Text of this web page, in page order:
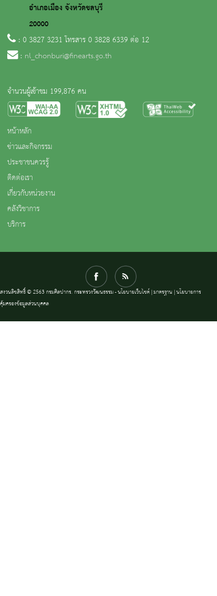
อำเภอเมือง จังหวัดชลบุรี
20000
: 0 3827 3231 โทรสาร 0 3828 6339 ต่อ 12
: nl_chonburi@finearts.go.th
จำนวนผู้เข้าชม 199,876 คน
หน้าหลัก
ข่าวและกิจกรรม
ประชาชนควรรู้
ติดต่อเรา
เกี่ยวกับหน่วยงาน
คลังวิชาการ
บริการ
สงวนลิขสิทธิ์ © 2563 กรมศิลปากร. กระทรวงวัฒนธรรม -นโยบายเว็บไซต์|มาตรฐาน |นโยบายการ
คุ้มครองข้อมูลส่วนบุคคล